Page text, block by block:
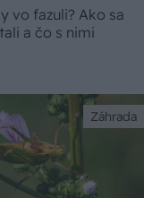
vo fazuli? Ako sa
a čo s nimi
Záhrada